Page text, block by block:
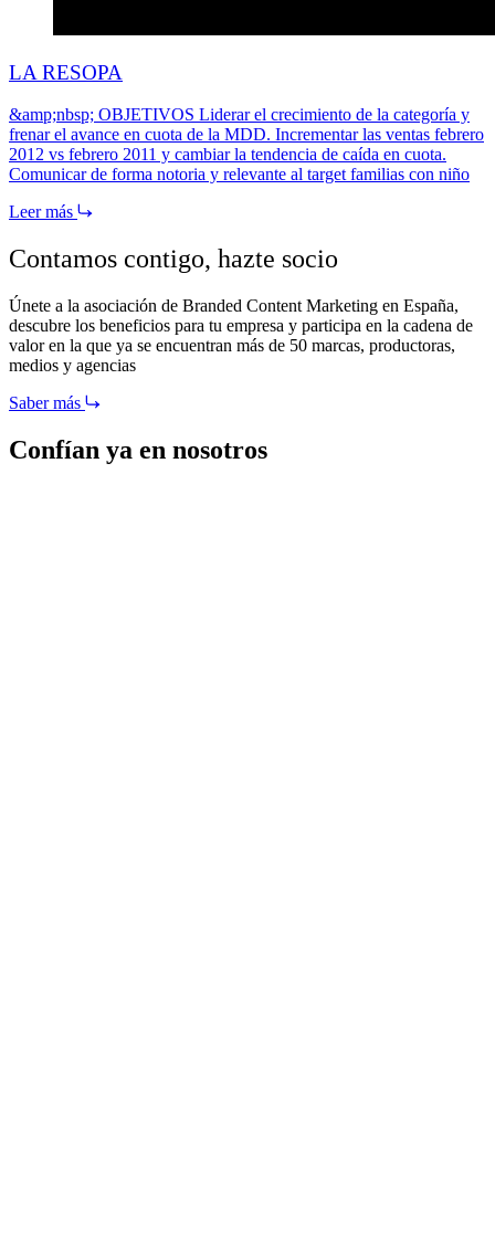
LA RESOPA
&amp;nbsp; OBJETIVOS Liderar el crecimiento de la categoría y
frenar el avance en cuota de la MDD. Incrementar las ventas febrero
2012 vs febrero 2011 y cambiar la tendencia de caída en cuota.
Comunicar de forma notoria y relevante al target familias con niño
Leer más
Contamos contigo, hazte socio
Únete a la asociación de Branded Content Marketing en España,
descubre los beneficios para tu empresa y participa en la cadena de
valor en la que ya se encuentran más de 50 marcas, productoras,
medios y agencias
Saber más
Confían ya en nosotros